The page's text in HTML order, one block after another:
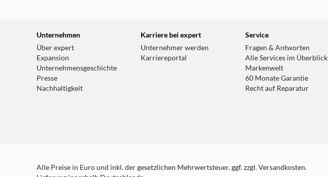
Unternehmen
Über expert
Expansion
Unternehmensgeschichte
Presse
Nachhaltigkeit
Karriere bei expert
Unternehmer werden
Karriereportal
Service
Fragen & Antworten
Alle Services im Überblick
Markenwelt
60 Monate Garantie
Recht auf Reparatur
Alle Preise in Euro und inkl. der gesetzlichen Mehrwertsteuer. ggf. zzgl. Versandkosten.